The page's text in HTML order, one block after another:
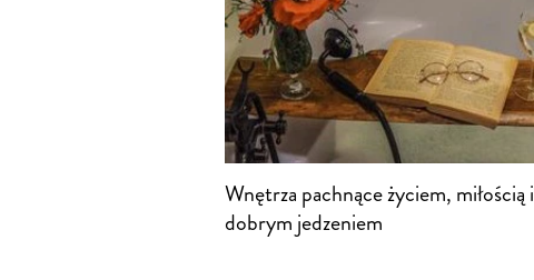
Wnętrza pachnące życiem, miłością i
dobrym jedzeniem